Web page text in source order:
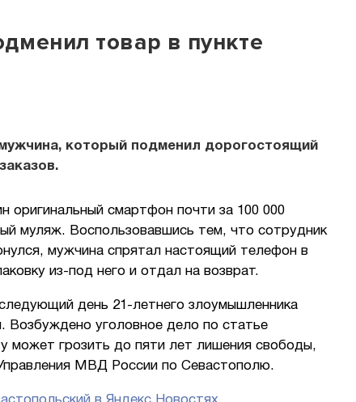
товар в пункте
который подменил дорогостоящий
оригинальный смартфон почти за 100 000
муляж. Воспользовавшись тем, что сотрудник
мужчина спрятал настоящий телефон в
из-под него и отдал на возврат.
день 21-летнего злоумышленника
Возбуждено уголовное дело по статье
может грозить до пяти лет лишения свободы,
МВД России по Севастополю.